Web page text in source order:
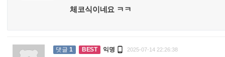
체코식이네요 ㅋㅋ
댓글 1 BEST 익명  2025-07-14 22:26:38